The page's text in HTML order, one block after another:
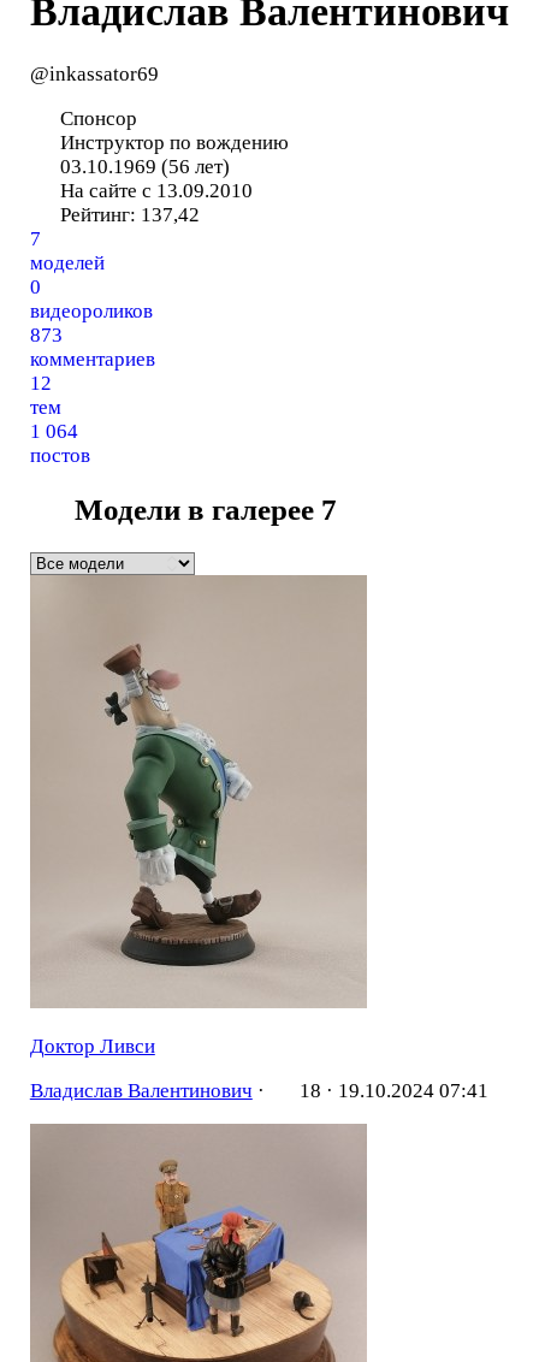
Владислав Валентинович
@inkassator69
Спонсор
Инструктор по вождению
03.10.1969 (56 лет)
На сайте с 13.09.2010
Рейтинг: 137,42
7
моделей
0
видеороликов
873
комментариев
12
тем
1 064
постов
Модели в галерее 7
Доктор Ливси
Владислав Валентинович · 18 · 19.10.2024 07:41